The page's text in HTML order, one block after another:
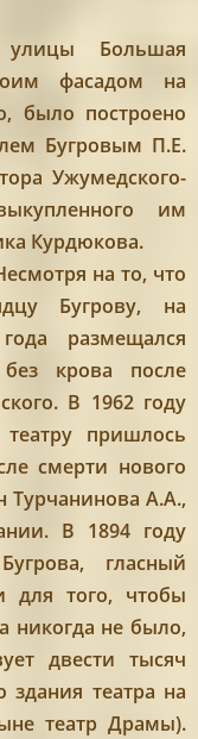
Большая
фасадом на
было построено
Бугровым П.Е.
Ужумедского-
им
Курдюкова.
на то, что
Бугрову, на
размещался
без крова после
В 1962 году
пришлось
смерти нового
Турчанинова А.А.,
В 1894 году
гласный
для того, чтобы
никогда не было,
двести тысяч
здания театра на
театр Драмы).